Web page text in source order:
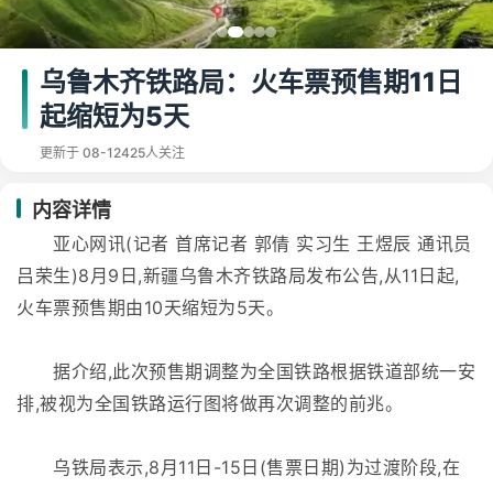
乌鲁木齐铁路局：火车票预售期11日
起缩短为5天
更新于 08-12425人关注
内容详情
亚心网讯(记者 首席记者 郭倩 实习生 王煜辰 通讯员
吕荣生)8月9日,新疆乌鲁木齐铁路局发布公告,从11日起,
火车票预售期由10天缩短为5天。
据介绍,此次预售期调整为全国铁路根据铁道部统一安
排,被视为全国铁路运行图将做再次调整的前兆。
乌铁局表示,8月11日-15日(售票日期)为过渡阶段,在